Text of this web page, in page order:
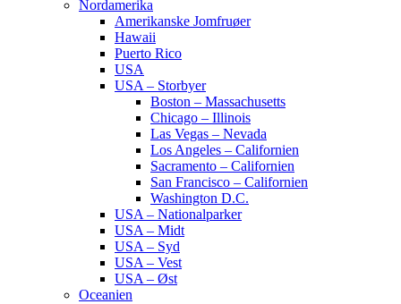
Nordamerika
Amerikanske Jomfruøer
Hawaii
Puerto Rico
USA
USA – Storbyer
Boston – Massachusetts
Chicago – Illinois
Las Vegas – Nevada
Los Angeles – Californien
Sacramento – Californien
San Francisco – Californien
Washington D.C.
USA – Nationalparker
USA – Midt
USA – Syd
USA – Vest
USA – Øst
Oceanien